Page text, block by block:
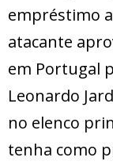
empréstimo
atacante
em Portugal
Leonardo
no elenco
tenha como